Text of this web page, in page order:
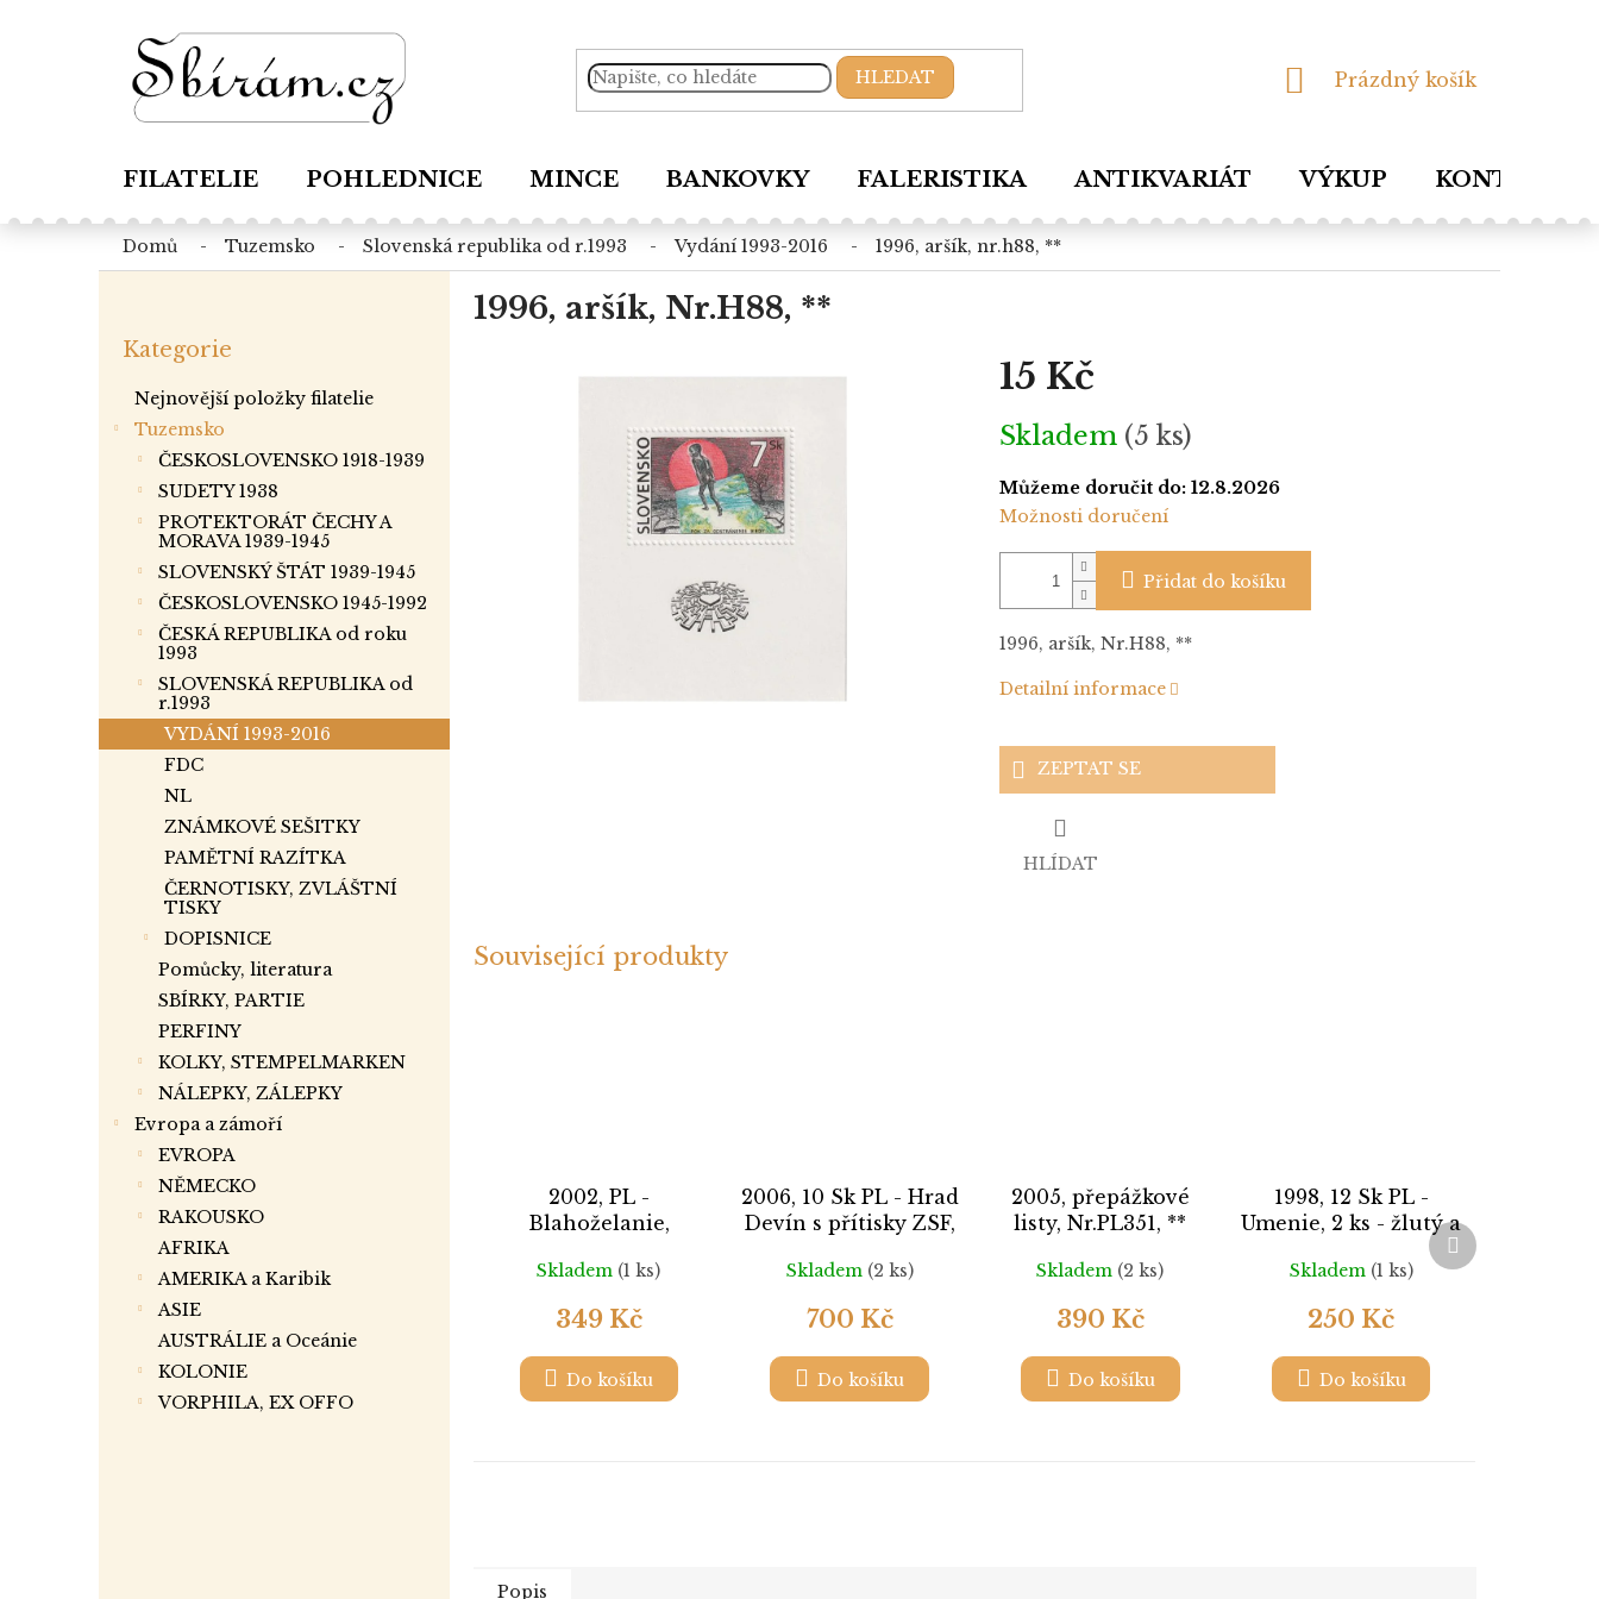
HLEDAT
NÁKUPNÍ
Prázdný košík
FILATELIE POHLEDNICE MINCE BANKOVKY FALERISTIKA ANTIKVARIÁT VÝKUP KONTAKTY
domů tuzemsko slovenská republika od r.1993 vydání 1993-2016 1996, aršík, nr.h88, **
kategorie
Kategorie
Nejnovější položky filatelie
Tuzemsko
ČESKOSLOVENSKO 1918-1939
SUDETY 1938
PROTEKTORÁT ČECHY A
MORAVA 1939-1945
SLOVENSKÝ ŠTÁT 1939-1945
ČESKOSLOVENSKO 1945-1992
ČESKÁ REPUBLIKA od roku
1993
SLOVENSKÁ REPUBLIKA od
r.1993
VYDÁNÍ 1993-2016
FDC
NL
ZNÁMKOVÉ SEŠITKY
PAMĚTNÍ RAZÍTKA
ČERNOTISKY, ZVLÁŠTNÍ
TISKY
DOPISNICE
Pomůcky, literatura
SBÍRKY, PARTIE
PERFINY
KOLKY, STEMPELMARKEN
NÁLEPKY, ZÁLEPKY
Evropa a zámoří
EVROPA
NĚMECKO
RAKOUSKO
AFRIKA
AMERIKA a Karibik
ASIE
AUSTRÁLIE a Oceánie
KOLONIE
VORPHILA, EX OFFO
1996, aršík, Nr.H88, **
15 Kč
Měrná
cena:
Skladem (5 ks)
Můžeme doručit do: 12.8.2026
Možnosti doručení
Přidat do košíku
1996, aršík, Nr.H88, **
Detailní informace
ZEPTAT SE
HLÍDAT
Související produkty
2002, PL -
Blahoželanie,
Skladem (1 ks)
349 Kč
Do košíku
2006, 10 Sk PL - Hrad
Devín s přítisky ZSF,
Skladem (2 ks)
700 Kč
Do košíku
2005, přepážkové
listy, Nr.PL351, **
Skladem (2 ks)
390 Kč
Do košíku
1998, 12 Sk PL -
Umenie, 2 ks - žlutý a
bílý lep, Nr.PL165, **
Skladem (1 ks)
250 Kč
Do košíku
Další
produkt
Popis